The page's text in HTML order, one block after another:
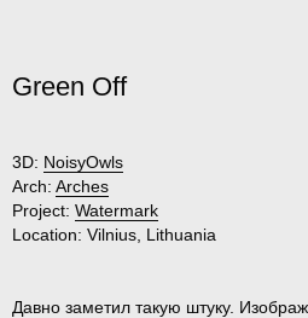
Green Off
3D: NoisyOwls
Arch: Arches
Project: Watermark
Location: Vilnius, Lithuania
Давно заметил такую штуку.